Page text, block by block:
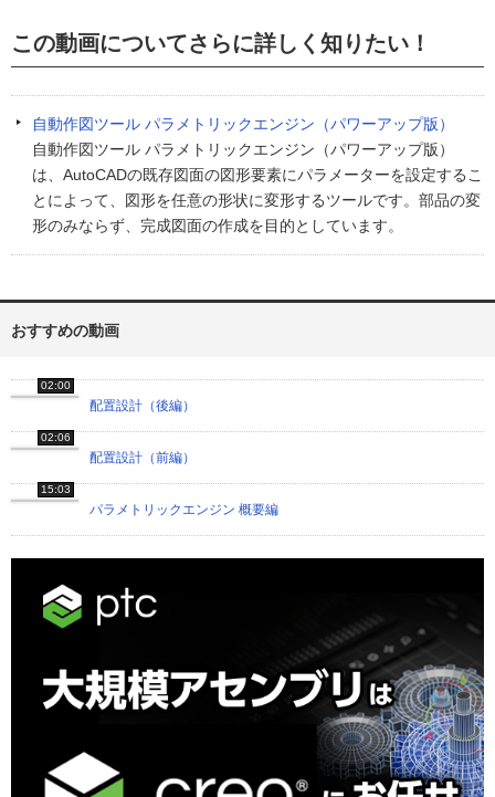
この動画についてさらに詳しく知りたい！
自動作図ツール パラメトリックエンジン（パワーアップ版）
自動作図ツール パラメトリックエンジン（パワーアップ版）
は、AutoCADの既存図面の図形要素にパラメーターを設定するこ
とによって、図形を任意の形状に変形するツールです。部品の変
形のみならず、完成図面の作成を目的としています。
おすすめの動画
02:00
配置設計（後編）
02:06
配置設計（前編）
15:03
パラメトリックエンジン 概要編